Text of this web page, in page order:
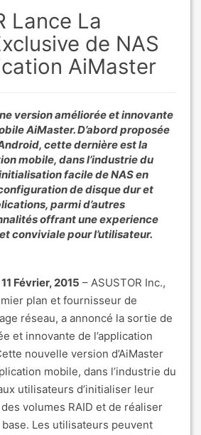
Lance La
de NAS
AiMaster
version améliorée et innovante
AiMaster. D’abord proposée
cette dernière est la
mobile, dans l’industrie du
facile de NAS en
de disque dur et
parmi d’autres
offrant une experience
conviviale pour l’utilisateur.
Février, 2015 – ASUSTOR Inc.,
plan et fournisseur de
réseau, a annoncé la sortie de
et innovante de l’application
nouvelle version d’AiMaster
mobile, dans l’industrie du
utilisateurs d’initialiser leur
volumes RAID et de réaliser
base. Les utilisateurs peuvent